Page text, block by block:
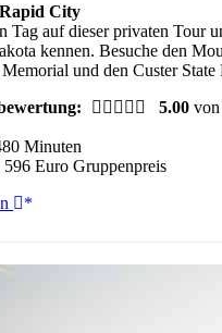
City
Tag auf dieser privaten Tour
kennen. Besuche den
und den Custer State
5.00
Minuten
596 Euro Gruppenpreis